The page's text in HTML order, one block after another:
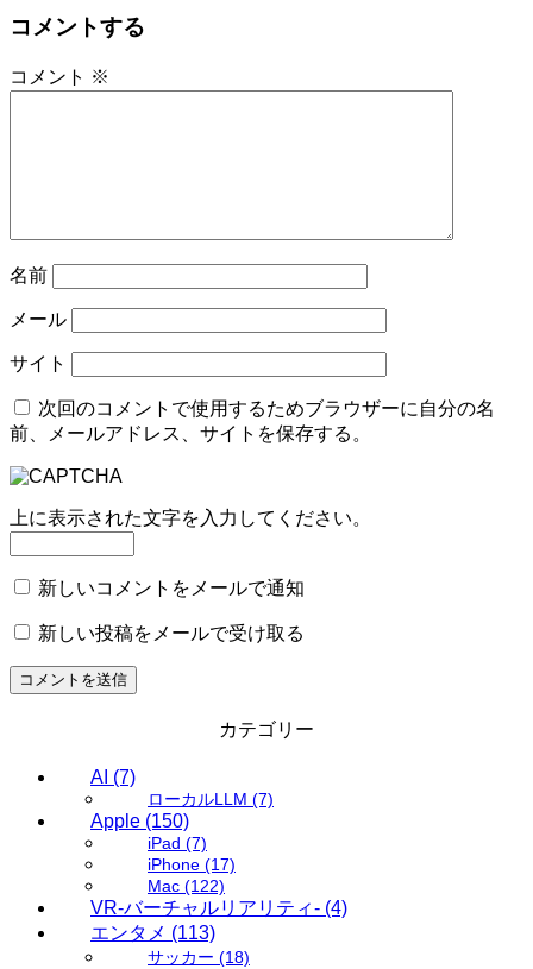
コメントする
コメント ※
名前
メール
サイト
次回のコメントで使用するためブラウザーに自分の名
前、メールアドレス、サイトを保存する。
上に表示された文字を入力してください。
新しいコメントをメールで通知
新しい投稿をメールで受け取る
カテゴリー
AI (7)
ローカルLLM (7)
Apple (150)
iPad (7)
iPhone (17)
Mac (122)
VR-バーチャルリアリティ- (4)
エンタメ (113)
サッカー (18)